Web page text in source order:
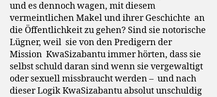
und es dennoch wagen, mit diesem
vermeintlichen Makel und ihrer Geschichte an
die Öffentlichkeit zu gehen? Sind sie notorische
Lügner, weil sie von den Predigern der
Mission KwaSizabantu immer hörten, dass sie
selbst schuld daran sind wenn sie vergewaltigt
oder sexuell missbraucht werden – und nach
dieser Logik KwaSizabantu absolut unschuldig